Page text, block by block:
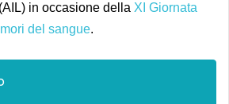
(AIL) in occasione della XI Giornata
del sangue.